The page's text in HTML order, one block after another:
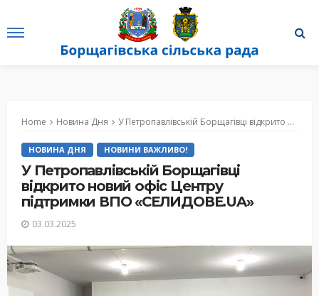
Home Новина Дня У Петропавлівській Борщагівці відкрито новий офіс Центру підтримки ВПО «СЕЛИДОВЕ.UA»
НОВИНА ДНЯ НОВИНИ ВАЖЛИВО!
У Петропавлівській Борщагівці
відкрито новий офіс Центру
підтримки ВПО «СЕЛИДОВЕ.UA»
03.03.2025